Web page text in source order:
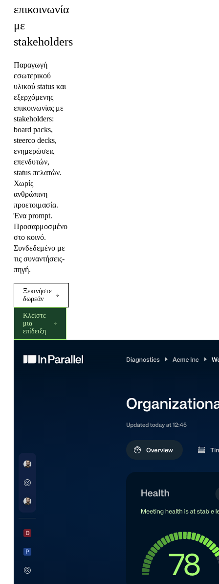
επικοινωνία
με
stakeholders
Παραγωγή
εσωτερικού
υλικού status και
εξερχόμενης
επικοινωνίας με
stakeholders:
board packs,
steerco decks,
ενημερώσεις
επενδυτών,
status πελατών.
Χωρίς
ανθρώπινη
προετοιμασία.
Ένα prompt.
Προσαρμοσμένο
στο κοινό.
Συνδεδεμένο με
τις συναντήσεις-
πηγή.
Ξεκινήστε
δωρεάν
Κλείστε
μια
επίδειξη